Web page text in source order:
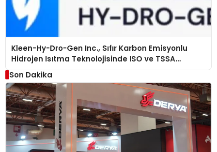
Kleen-Hy-Dro-Gen Inc., Sıfır Karbon Emisyonlu
Hidrojen Isıtma Teknolojisinde ISO ve TSSA
Düzenleyici Onaylarını Aldı
Son Dakika